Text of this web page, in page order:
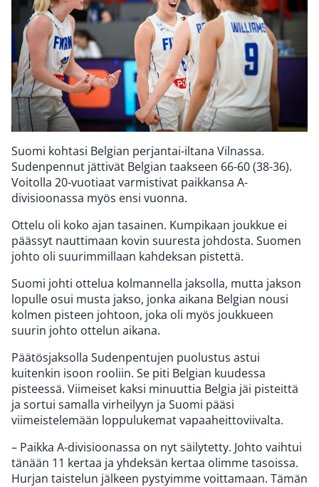
Suomi kohtasi Belgian perjantai-iltana Vilnassa.
Sudenpennut jättivät Belgian taakseen 66-60 (38-36).
Voitolla 20-vuotiaat varmistivat paikkansa A-
divisioonassa myös ensi vuonna.
Ottelu oli koko ajan tasainen. Kumpikaan joukkue ei
päässyt nauttimaan kovin suuresta johdosta. Suomen
johto oli suurimmillaan kahdeksan pistettä.
Suomi johti ottelua kolmannella jaksolla, mutta jakson
lopulle osui musta jakso, jonka aikana Belgian nousi
kolmen pisteen johtoon, joka oli myös joukkueen
suurin johto ottelun aikana.
Päätösjaksolla Sudenpentujen puolustus astui
kuitenkin isoon rooliin. Se piti Belgian kuudessa
pisteessä. Viimeiset kaksi minuuttia Belgia jäi pisteittä
ja sortui samalla virheilyyn ja Suomi pääsi
viimeistelemään loppulukemat vapaaheittoviivalta.
– Paikka A-divisioonassa on nyt säilytetty. Johto vaihtui
tänään 11 kertaa ja yhdeksän kertaa olimme tasoissa.
Hurjan taistelun jälkeen pystyimme voittamaan. Tämän